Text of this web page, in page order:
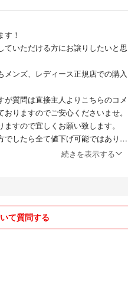
す！
ていただける方にお譲りしたいと思
ンズ、レディース正規店での購入
が質問は直接主人よりこちらのコメ
りますのでご安心くださいませ。
すので宜しくお願い致します。
でしたら全て値下げ可能ではありま
で希望価格を提示してください。
理解のほどよろしくお願いします。
法指定がありましたらメッセージお
取り置き不可、急な方削除もござい
続きを表示する
て質問する